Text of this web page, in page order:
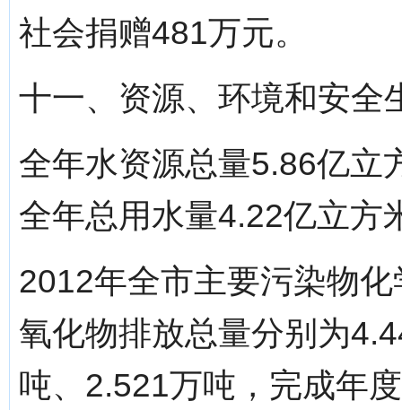
社会捐赠481万元。
十一、资源、环境和安全
全年水资源总量5.86亿立
全年总用水量4.22亿立方
2012年全市主要污染物
氧化物排放总量分别为
吨、2.521万吨，完成年